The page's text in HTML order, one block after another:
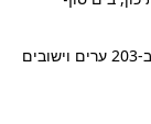
תחזית מזג האוויר הנוכחי במשך -10 ימים הקרובים ב-203 ערים וישובים